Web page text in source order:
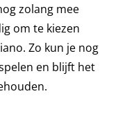
zolang mee
om te kiezen
Zo kun je nog
en blijft het